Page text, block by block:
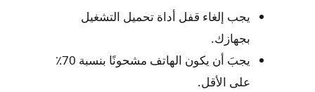
يجب إلغاء قفل أداة تحميل التشغيل
بجهازك.
يجبَ أن يكون الهاتف مشحونًا بنسبة 70٪
على الأقل.